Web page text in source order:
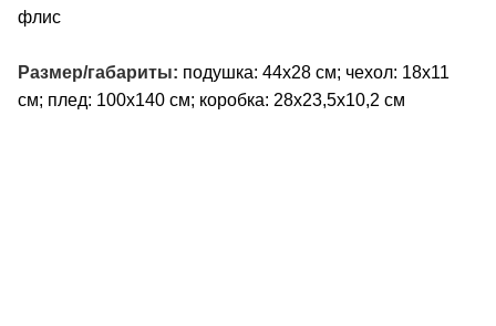
флис
Размер/габариты: подушка: 44х28 см; чехол: 18х11
см; плед: 100х140 см; коробка: 28х23,5х10,2 см